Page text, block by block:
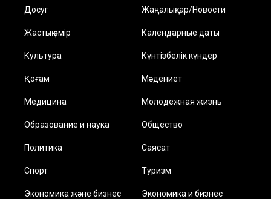
Досуг Жаңалықтар/Новости
Жастық өмір Календарные даты
Культура Күнтізбелік күндер
Қоғам Мәдениет
Медицина Молодежная жизнь
Образование и наука Общество
Политика Саясат
Спорт Туризм
Экономика және бизнес Экономика и бизнес